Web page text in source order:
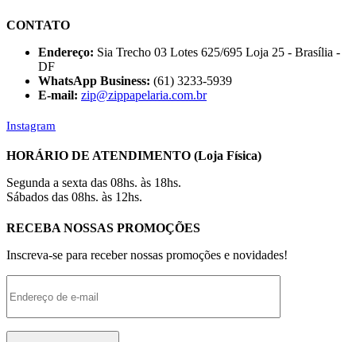
CONTATO
Endereço: Sia Trecho 03 Lotes 625/695 Loja 25 - Brasília -
DF
WhatsApp Business: (61) 3233-5939
E-mail: zip@zippapelaria.com.br
Instagram
HORÁRIO DE ATENDIMENTO (Loja Física)
Segunda a sexta das 08hs. às 18hs.
Sábados das 08hs. às 12hs.
RECEBA NOSSAS PROMOÇÕES
Inscreva-se para receber nossas promoções e novidades!